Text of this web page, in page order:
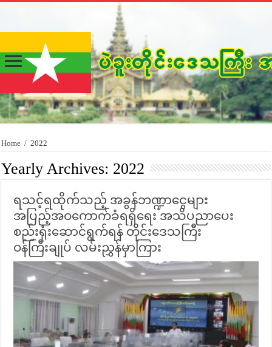
Home / 2022
Yearly Archives: 2022
ရသင့်ရထိုက်သည့် အခွန်ဘဏ္ဍာငွေများ
အပြည့်အဝကောက်ခံရရှိရေး အသိပညာပေး
စည်းရုံးဆောင်ရွက်ရန် တိုင်းဒေသကြီး
ဝန်ကြီးချုပ် လမ်းညွှန်မှာကြား